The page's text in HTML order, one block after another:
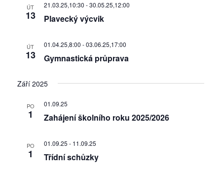
ÚT
13 Plavecký výcvik
21.03.25,10:30 -30.05.25,12:00
ÚT
13 Gymnastická průprava
01.04.25,8:00 -03.06.25,17:00
Září 2025
PO
1 Zahájení školního roku 2025/2026
01.09.25
PO
1 Třídní schůzky
01.09.25 - 11.09.25